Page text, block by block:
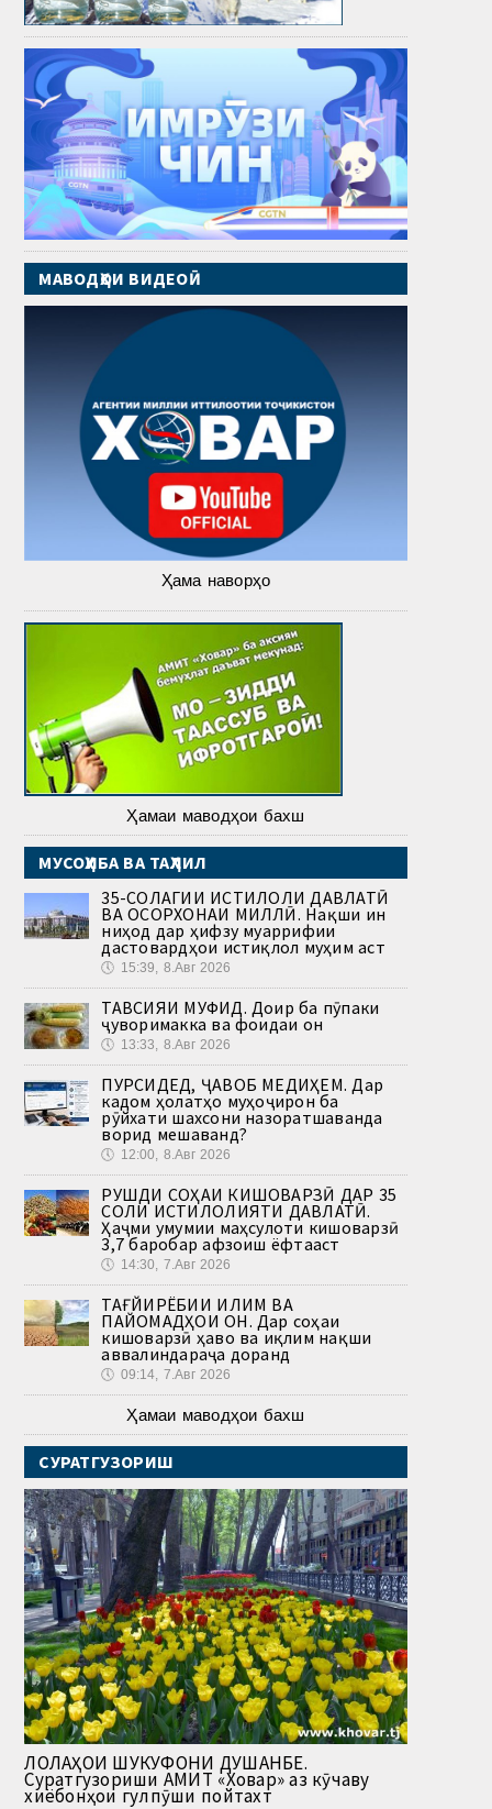
МАВОДҲОИ ВИДЕОӢ
Ҳама наворҳо
Ҳамаи маводҳои бахш
МУСОҲИБА ВА ТАҲЛИЛ
35-СОЛАГИИ ИСТИҚЛОЛИ ДАВЛАТӢ
ВА ОСОРХОНАИ МИЛЛӢ. Нақши ин
ниҳод дар ҳифзу муаррифии
дастовардҳои истиқлол муҳим аст
🕔 15:39, 8.Авг 2026
ТАВСИЯИ МУФИД. Доир ба пӯпаки
ҷуворимакка ва фоидаи он
🕔 13:33, 8.Авг 2026
ПУРСИДЕД, ҶАВОБ МЕДИҲЕМ. Дар
кадом ҳолатҳо муҳоҷирон ба
рӯйхати шахсони назоратшаванда
ворид мешаванд?
🕔 12:00, 8.Авг 2026
РУШДИ СОҲАИ КИШОВАРЗӢ ДАР 35
СОЛИ ИСТИҚЛОЛИЯТИ ДАВЛАТӢ.
Ҳаҷми умумии маҳсулоти кишоварзӣ
3,7 баробар афзоиш ёфтааст
🕔 14:30, 7.Авг 2026
ТАҒЙИРЁБИИ ИҚЛИМ ВА
ПАЙОМАДҲОИ ОН. Дар соҳаи
кишоварзӣ ҳаво ва иқлим нақши
аввалиндараҷа доранд
🕔 09:14, 7.Авг 2026
Ҳамаи маводҳои бахш
СУРАТГУЗОРИШ
ЛОЛАҲОИ ШУКУФОНИ ДУШАНБЕ.
Суратгузориши АМИТ «Ховар» аз кӯчаву
хиёбонҳои гулпӯши пойтахт